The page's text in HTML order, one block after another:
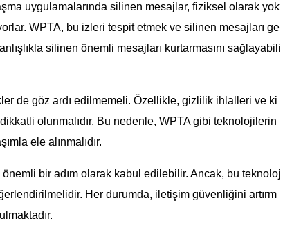
uygulamalarında silinen mesajlar, fiziksel olarak yok
WPTA, bu izleri tespit etmek ve silinen mesajları ge
silinen önemli mesajları kurtarmasını sağlayabili
de göz ardı edilmemeli. Özellikle, gizlilik ihlalleri ve ki
olunmalıdır. Bu nedenle, WPTA gibi teknolojilerin
ele alınmalıdır.
bir adım olarak kabul edilebilir. Ancak, bu teknoloj
Her durumda, iletişim güvenliğini artırm